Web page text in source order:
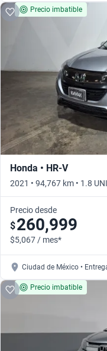
Precio imbatible
Honda • HR-V
2021 • 94,767 km • 1.8
Precio desde
$260,999
$5,067 / mes*
Ciudad de México •
Precio imbatible